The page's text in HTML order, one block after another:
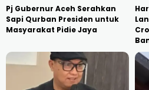
Pj Gubernur Aceh Serahkan
Sapi Qurban Presiden untuk
Masyarakat Pidie Jaya